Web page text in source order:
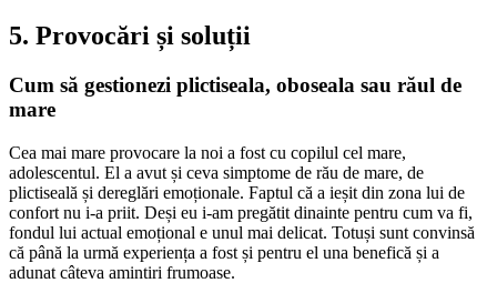
5. Provocări și soluții
Cum să gestionezi plictiseala, oboseala sau răul de
mare
Cea mai mare provocare la noi a fost cu copilul cel mare,
adolescentul. El a avut și ceva simptome de rău de mare, de
plictiseală și dereglări emoționale. Faptul că a ieșit din zona lui de
confort nu i-a priit. Deși eu i-am pregătit dinainte pentru cum va fi,
fondul lui actual emoțional e unul mai delicat. Totuși sunt convinsă
că până la urmă experiența a fost și pentru el una benefică și a
adunat câteva amintiri frumoase.